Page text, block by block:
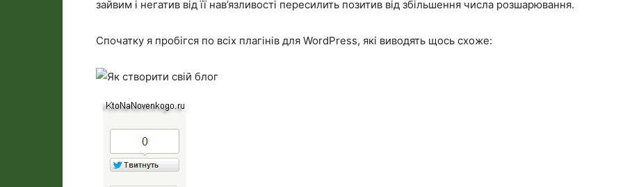
зайвим і негатив від її нав’язливості пересилить позитив від збільшення числа розшарювання.
Спочатку я пробігся по всіх плагінів для WordPress, які виводять щось схоже: